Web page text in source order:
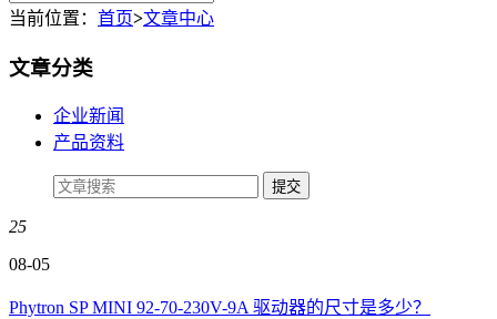
当前位置： 首页>文章中心
文章分类
企业新闻
产品资料
25
08-05
Phytron SP MINI 92-70-230V-9A 驱动器的尺寸是多少？